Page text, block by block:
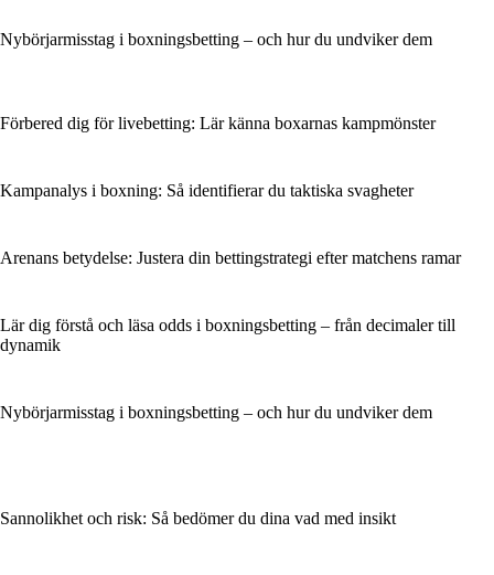
Nybörjarmisstag i boxningsbetting – och hur du undviker dem
Förbered dig för livebetting: Lär känna boxarnas kampmönster
Kampanalys i boxning: Så identifierar du taktiska svagheter
Arenans betydelse: Justera din bettingstrategi efter matchens ramar
Lär dig förstå och läsa odds i boxningsbetting – från decimaler till
dynamik
Nybörjarmisstag i boxningsbetting – och hur du undviker dem
Sannolikhet och risk: Så bedömer du dina vad med insikt